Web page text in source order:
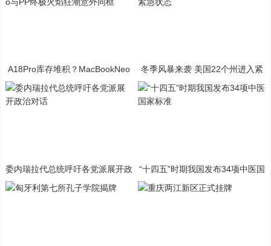
A18Pro库存堆积？MacBookNeo
与PP终极火焰狂潮意外同框
冬季风暴来袭 美国22个州进入紧
急状态
委内瑞拉代总统呼吁各党派展开政
“十四五”时期我国发布34项中医国